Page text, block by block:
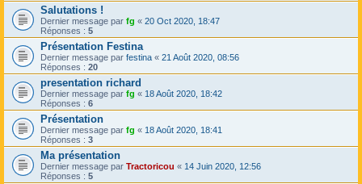
Salutations !
Dernier message par fg « 20 Oct 2020, 18:47
Réponses : 5
Présentation Festina
Dernier message par festina « 21 Août 2020, 08:56
Réponses : 20
presentation richard
Dernier message par fg « 18 Août 2020, 18:42
Réponses : 6
Présentation
Dernier message par fg « 18 Août 2020, 18:41
Réponses : 3
Ma présentation
Dernier message par Tractoricou « 14 Juin 2020, 12:56
Réponses : 5